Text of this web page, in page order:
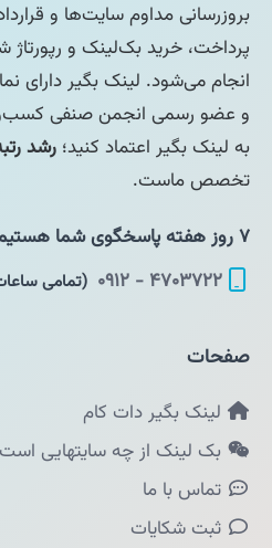
بروزرسانی مداوم سایت‌ها و
پرداخت، خرید بک‌لینک و
انجام می‌شود. لینک بگیر دارای
و عضو رسمی انجمن صنفی
به لینک بگیر اعتماد کنید؛ رشد
تخصص ماست.
۷ روز هفته پاسخگوی شما هستیم :
۴۷۰۳۷۲۲ - ۰۹۱۲
(تمامی
صفحات
لینک بگیر دات کام
بک لینک از چه سایتهایی است
تماس با ما
ثبت شکایات